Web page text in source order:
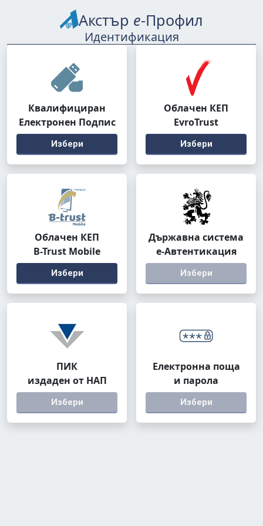
Акстър е-Профил
Идентификация
Квалифициран
Електронен Подпис
Избери
Облачен КЕП
EvroTrust
Избери
Облачен КЕП
B-Trust Mobile
Избери
Държавна система
е-Автентикация
Избери
ПИК
издаден от НАП
Избери
Електронна поща
и парола
Избери